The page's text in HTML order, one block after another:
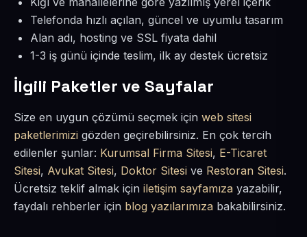
Telefonda hızlı açılan, güncel ve uyumlu tasarım
Alan adı, hosting ve SSL fiyata dahil
1-3 iş günü içinde teslim, ilk ay destek ücretsiz
İlgili Paketler ve Sayfalar
Size en uygun çözümü seçmek için web sitesi
paketlerimizi gözden geçirebilirsiniz. En çok tercih
edilenler şunlar: Kurumsal Firma Sitesi, E-Ticaret
Sitesi, Avukat Sitesi, Doktor Sitesi ve Restoran Sitesi.
Ücretsiz teklif almak için iletişim sayfamıza yazabilir,
faydalı rehberler için blog yazılarımıza bakabilirsiniz.